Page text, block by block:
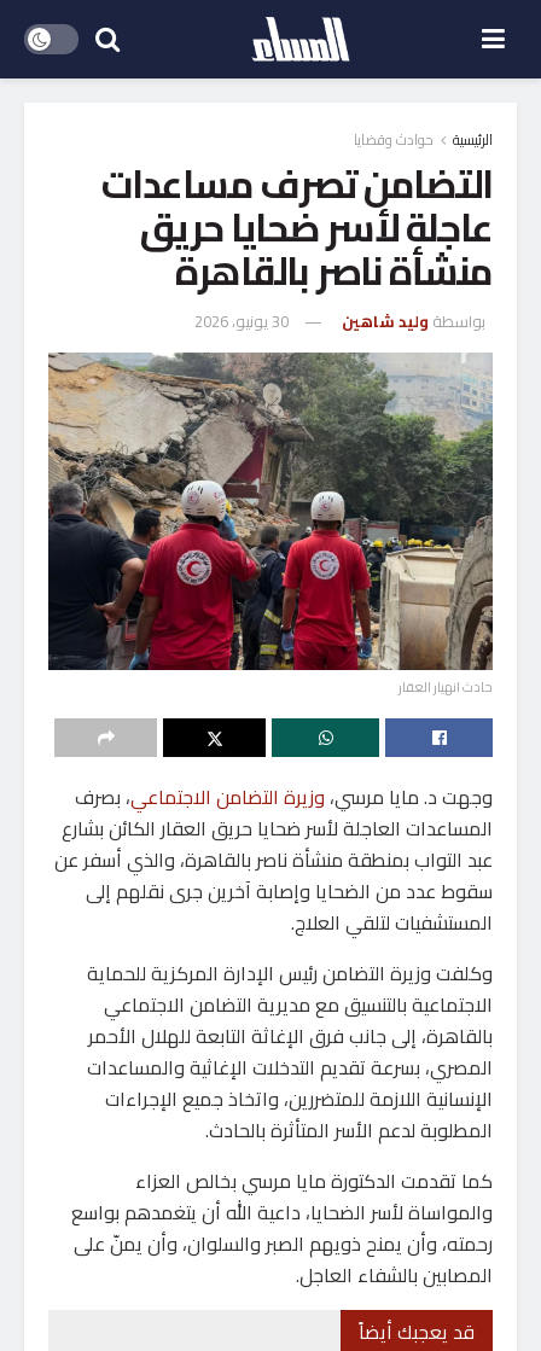
الرئيسية حوادث وقضايا
التضامن تصرف مساعدات
عاجلة لأسر ضحايا حريق
منشأة ناصر بالقاهرة
بواسطة وليد شاهين 30 يونيو، 2026
حادث انهيار العقار
وجهت د. مايا مرسي، وزيرة التضامن الاجتماعي، بصرف
المساعدات العاجلة لأسر ضحايا حريق العقار الكائن بشارع
عبد التواب بمنطقة منشأة ناصر بالقاهرة، والذي أسفر عن
سقوط عدد من الضحايا وإصابة آخرين جرى نقلهم إلى
المستشفيات لتلقي العلاج.
وكلفت وزيرة التضامن رئيس الإدارة المركزية للحماية
الاجتماعية بالتنسيق مع مديرية التضامن الاجتماعي
بالقاهرة، إلى جانب فرق الإغاثة التابعة للهلال الأحمر
المصري، بسرعة تقديم التدخلات الإغاثية والمساعدات
الإنسانية اللازمة للمتضررين، واتخاذ جميع الإجراءات
المطلوبة لدعم الأسر المتأثرة بالحادث.
كما تقدمت الدكتورة مايا مرسي بخالص العزاء
والمواساة لأسر الضحايا، داعية الله أن يتغمدهم بواسع
رحمته، وأن يمنح ذويهم الصبر والسلوان، وأن يمنّ على
المصابين بالشفاء العاجل.
قد يعجبك أيضاً